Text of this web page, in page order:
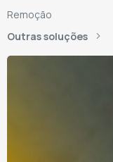
Remoção
Outras soluções